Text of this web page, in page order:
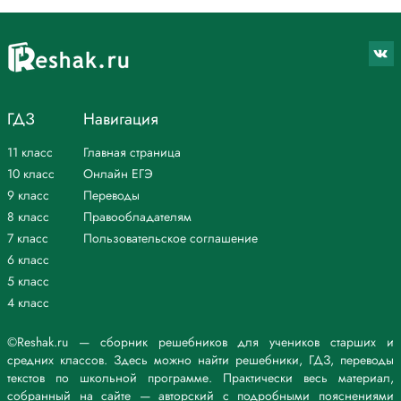
Books
camera
guitar
coins
cap
trainers
1 This is a camera.
6 Change in the plural.
1 The child has got a basketball.
The children have got basketballs.
2 That woman has got a pink scarf.
3 This bus is blue.
4 That man is a doctor.
6 A superhero has got special powers.
7 I have got a toy mouse.
8 She has got a digital camera.
9 This is a helmet and that is a watch.
©Reshak.ru — сборник решебников для учеников старших и
средних классов. Здесь можно найти решебники, ГДЗ, переводы
текстов по школьной программе. Практически весь материал,
собранный на сайте — авторский с подробными пояснениями
ГДЗ
11 класс
10 класс
9 класс
8 класс
7 класс
6 класс
5 класс
4 класс
Навигация
Главная страница
Онлайн ЕГЭ
Переводы
Правообладателям
Пользовательское соглашение